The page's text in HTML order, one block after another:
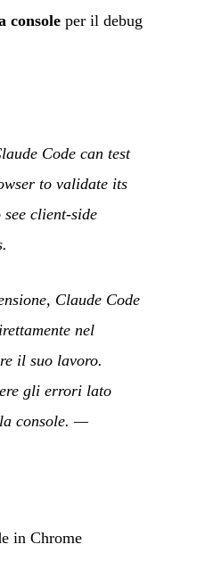
console per il debug
Code can test
to validate its
client-side
Claude Code
nel
il suo lavoro.
gli errori lato
console. —
in Chrome